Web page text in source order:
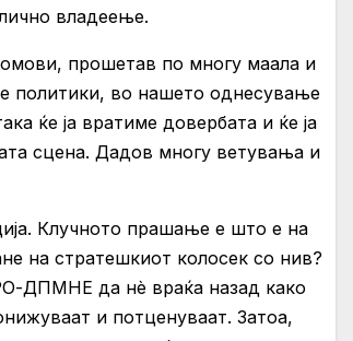
владеење.
прошетав по многу маала и
политики, во нашето однесување
ќе ја вратиме довербата и ќе ја
сцена. Дадов многу ветувања и
Клучното прашање е што е на
на стратешкиот колосек со нив?
ДПМНЕ да нè враќа назад како
и потценуваат. Затоа,